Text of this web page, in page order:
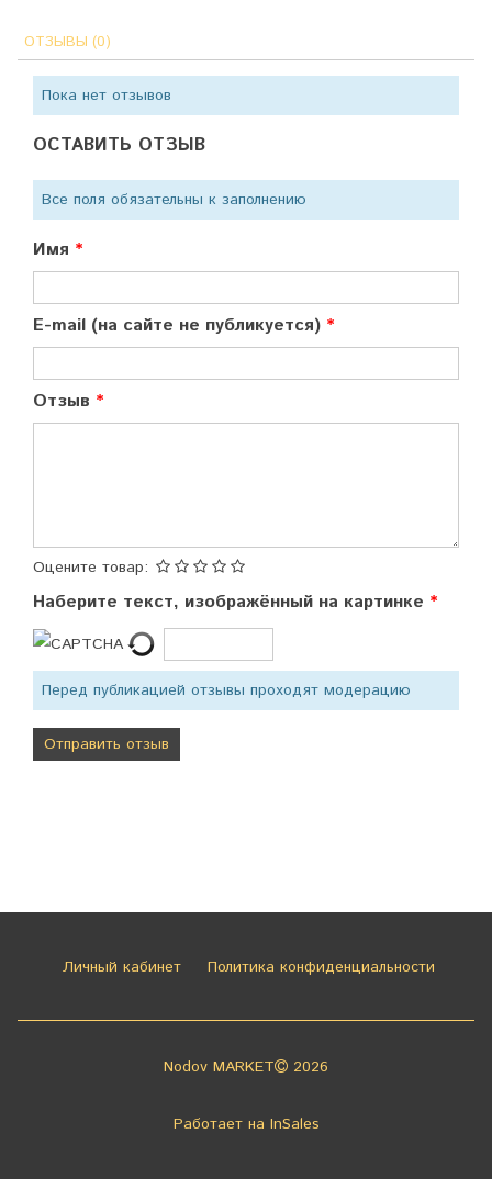
ОТЗЫВЫ (0)
Пока нет отзывов
ОСТАВИТЬ ОТЗЫВ
Все поля обязательны к заполнению
Имя
E-mail (на сайте не публикуется)
Отзыв
Оцените товар:
Наберите текст, изображённый на картинке
Перед публикацией отзывы проходят модерацию
Личный кабинет Политика конфиденциальности
Nodov MARKET 2026
Работает на InSales